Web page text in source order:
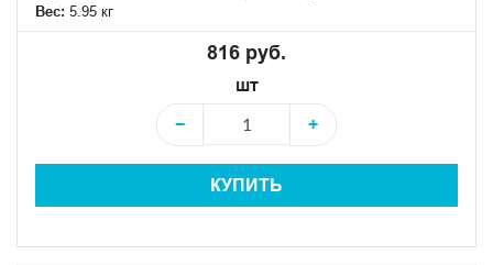
Вес: 5.95 кг
816 руб.
шт
−
+
КУПИТЬ